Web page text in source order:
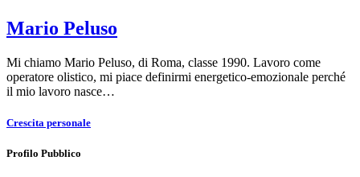
Mario Peluso
Mi chiamo Mario Peluso, di Roma, classe 1990. Lavoro come
operatore olistico, mi piace definirmi energetico-emozionale perché
il mio lavoro nasce…
Crescita personale
Profilo Pubblico